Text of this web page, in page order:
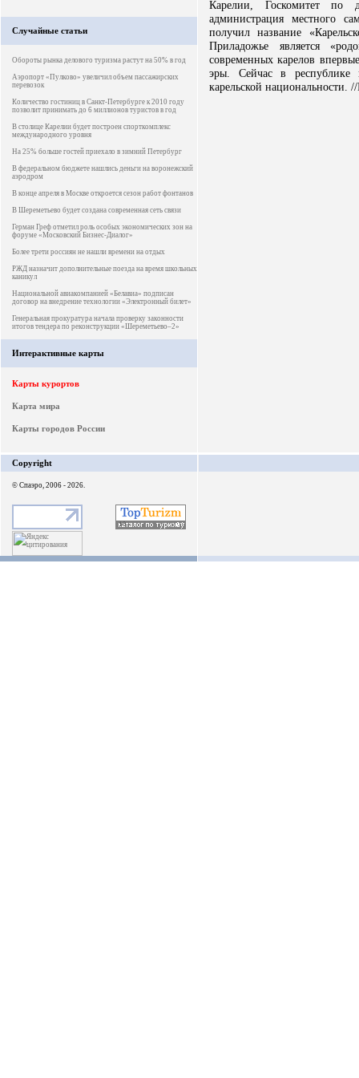
Случайные статьи
Обороты рынка делового туризма растут на 50% в год
Аэропорт «Пулково» увеличил объем пассажирских
перевозок
Количество гостиниц в Санкт-Петербурге к 2010 году
позволит принимать до 6 миллионов туристов в год
В столице Карелии будет построен спорткомплекс
международного уровня
На 25% больше гостей приехало в зимний Петербург
В федеральном бюджете нашлись деньги на воронежский
аэродром
В конце апреля в Москве откроется сезон работ фонтанов
В Шереметьево будет создана современная сеть связи
Герман Греф отметил роль особых экономических зон на
форуме «Московский Бизнес-Диалог»
Более трети россиян не нашли времени на отдых
РЖД назначит дополнительные поезда на время школьных
каникул
Национальной авиакомпанией «Белавиа» подписан
договор на внедрение технологии «Электронный билет»
Генеральная прокуратура начала проверку законности
итогов тендера по реконструкции «Шереметьево–2»
Интерактивные карты
Карты курортов
Карта мира
Карты городов России
Карелии, Госкомитет по
администрация местного
получил название
Приладожье является
современных карелов
эры. Сейчас в республике
карельской национальности. //
Copyright
© Спаэро, 2006 - 2026.